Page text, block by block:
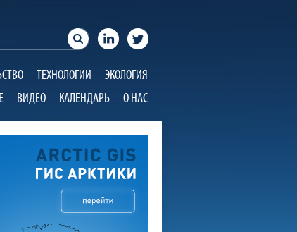
ТЕХНОЛОГИИ
ЭКОЛОГИЯ
ВИДЕО КАЛЕНДАРЬ О НАС